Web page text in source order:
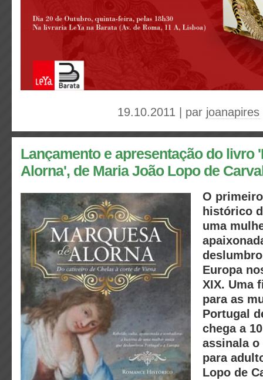
19.10.2011 | par joanapires
Lançamento e apresentação do livro
Alorna', de Maria João Lopo de
O
histórico
uma
Europa
XIX. Uma
para as
Portugal
chega a
assinala
para
Lopo de